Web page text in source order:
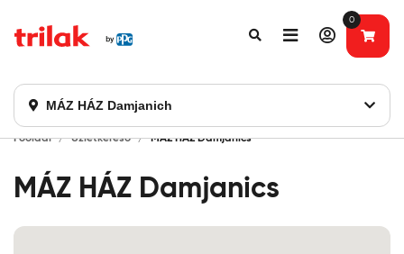
MÁZ HÁZ Damjanich
0
Fontos tájékoztatás!
Főoldal Üzletkereső MÁZ HÁZ Damjanics
MÁZ HÁZ Damjanics